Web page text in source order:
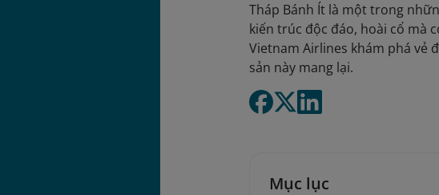
Tháp Bánh Ít là một trong
kiến trúc độc đáo, hoài cổ mà
Vietnam Airlines khám phá vẻ
sản này mang lại.
Mục lục